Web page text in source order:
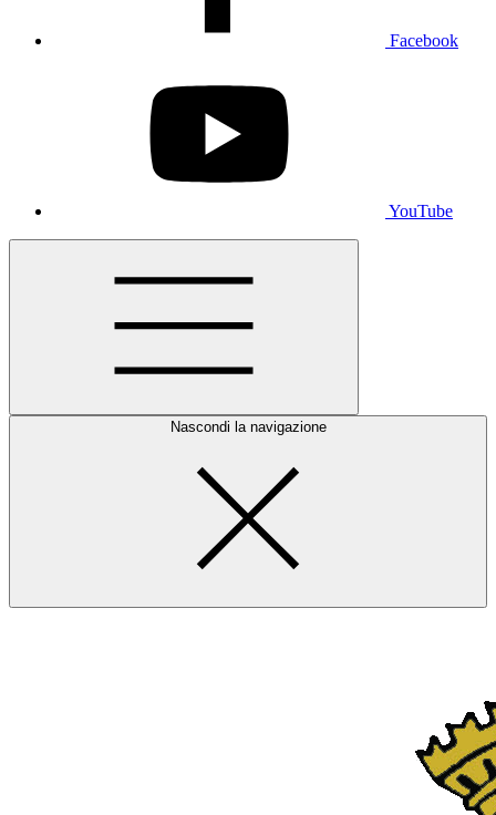
Facebook
YouTube
Nascondi la navigazione